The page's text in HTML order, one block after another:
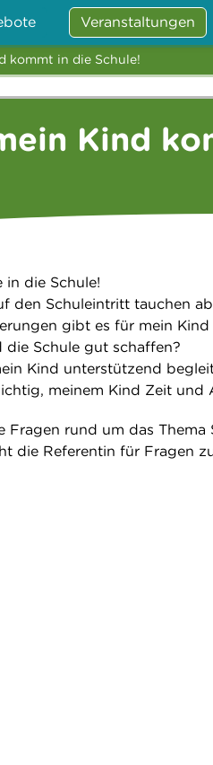
Veranstaltungen
kommt in die Schule!
Kind
in die Schule!
den Schuleintritt tauchen
gibt es für mein
die Schule gut schaffen?
Kind unterstützend
meinem Kind Zeit und
Fragen rund um das
die Referentin für Fragen